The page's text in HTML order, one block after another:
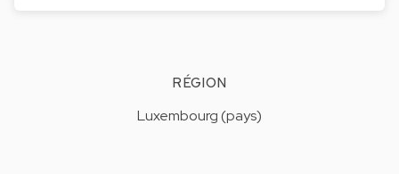
RÉGION
Luxembourg (pays)